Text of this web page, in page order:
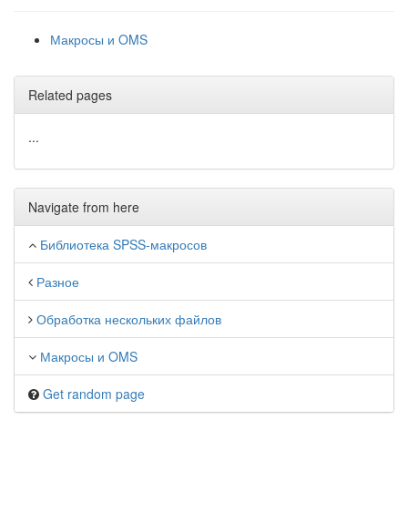
Макросы и OMS
Related pages
...
Navigate from here
Библиотека SPSS-макросов
Разное
Обработка нескольких файлов
Макросы и OMS
Get random page